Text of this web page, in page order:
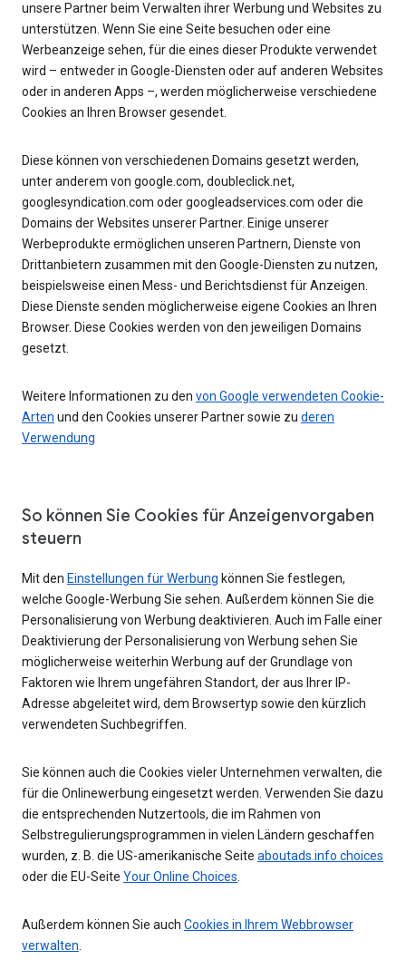
unsere Partner beim Verwalten ihrer Werbung und Websites zu
unterstützen. Wenn Sie eine Seite besuchen oder eine
Werbeanzeige sehen, für die eines dieser Produkte verwendet
wird – entweder in Google-Diensten oder auf anderen Websites
oder in anderen Apps –, werden möglicherweise verschiedene
Cookies an Ihren Browser gesendet.
Diese können von verschiedenen Domains gesetzt werden,
unter anderem von google.com, doubleclick.net,
googlesyndication.com oder googleadservices.com oder die
Domains der Websites unserer Partner. Einige unserer
Werbeprodukte ermöglichen unseren Partnern, Dienste von
Drittanbietern zusammen mit den Google-Diensten zu nutzen,
beispielsweise einen Mess- und Berichtsdienst für Anzeigen.
Diese Dienste senden möglicherweise eigene Cookies an Ihren
Browser. Diese Cookies werden von den jeweiligen Domains
gesetzt.
Weitere Informationen zu den von Google verwendeten Cookie-
Arten und den Cookies unserer Partner sowie zu deren
Verwendung
So können Sie Cookies für Anzeigenvorgaben
steuern
Mit den Einstellungen für Werbung können Sie festlegen,
welche Google-Werbung Sie sehen. Außerdem können Sie die
Personalisierung von Werbung deaktivieren. Auch im Falle einer
Deaktivierung der Personalisierung von Werbung sehen Sie
möglicherweise weiterhin Werbung auf der Grundlage von
Faktoren wie Ihrem ungefähren Standort, der aus Ihrer IP-
Adresse abgeleitet wird, dem Browsertyp sowie den kürzlich
verwendeten Suchbegriffen.
Sie können auch die Cookies vieler Unternehmen verwalten, die
für die Onlinewerbung eingesetzt werden. Verwenden Sie dazu
die entsprechenden Nutzertools, die im Rahmen von
Selbstregulierungsprogrammen in vielen Ländern geschaffen
wurden, z. B. die US-amerikanische Seite aboutads.info choices
oder die EU-Seite Your Online Choices.
Außerdem können Sie auch Cookies in Ihrem Webbrowser
verwalten.